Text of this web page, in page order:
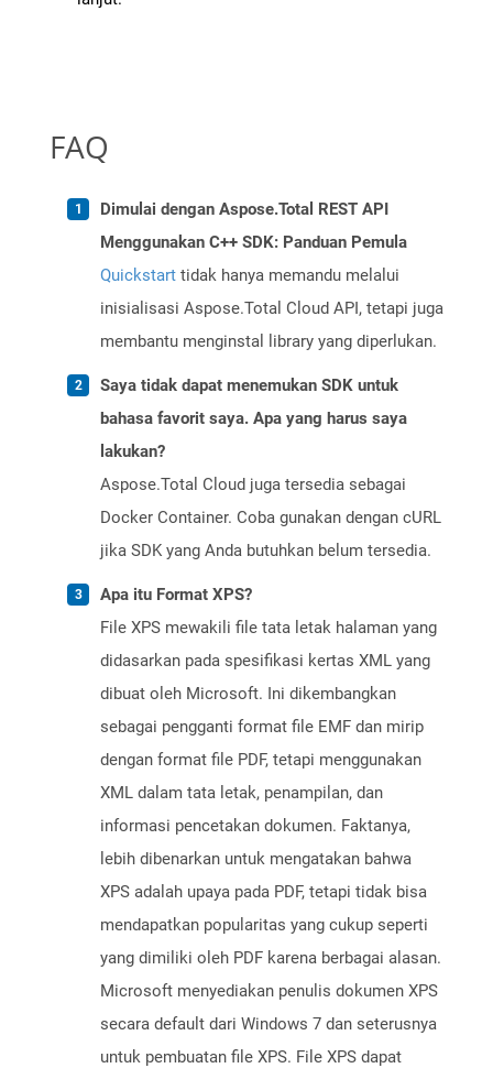
FAQ
Dimulai dengan Aspose.Total REST API
Menggunakan C++ SDK: Panduan Pemula
Quickstart tidak hanya memandu melalui
inisialisasi Aspose.Total Cloud API, tetapi juga
membantu menginstal library yang diperlukan.
Saya tidak dapat menemukan SDK untuk
bahasa favorit saya. Apa yang harus saya
lakukan?
Aspose.Total Cloud juga tersedia sebagai
Docker Container. Coba gunakan dengan cURL
jika SDK yang Anda butuhkan belum tersedia.
Apa itu Format XPS?
File XPS mewakili file tata letak halaman yang
didasarkan pada spesifikasi kertas XML yang
dibuat oleh Microsoft. Ini dikembangkan
sebagai pengganti format file EMF dan mirip
dengan format file PDF, tetapi menggunakan
XML dalam tata letak, penampilan, dan
informasi pencetakan dokumen. Faktanya,
lebih dibenarkan untuk mengatakan bahwa
XPS adalah upaya pada PDF, tetapi tidak bisa
mendapatkan popularitas yang cukup seperti
yang dimiliki oleh PDF karena berbagai alasan.
Microsoft menyediakan penulis dokumen XPS
secara default dari Windows 7 dan seterusnya
untuk pembuatan file XPS. File XPS dapat